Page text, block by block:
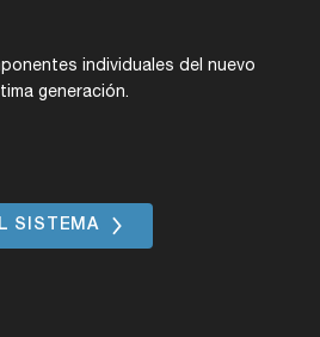
individuales del nuevo
generación.
SISTEMA